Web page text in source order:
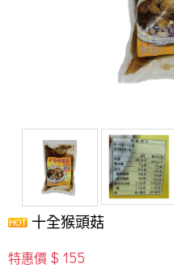
十全猴頭菇
特惠價 $ 155